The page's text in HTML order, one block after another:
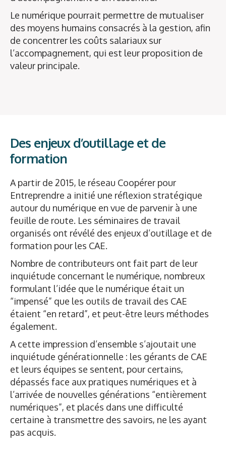
Le numérique pourrait permettre de mutualiser
des moyens humains consacrés à la gestion, afin
de concentrer les coûts salariaux sur
l’accompagnement, qui est leur proposition de
valeur principale.
Des enjeux d’outillage et de
formation
A partir de 2015, le réseau Coopérer pour
Entreprendre a initié une réflexion stratégique
autour du numérique en vue de parvenir à une
feuille de route. Les séminaires de travail
organisés ont révélé des enjeux d’outillage et de
formation pour les CAE.
Nombre de contributeurs ont fait part de leur
inquiétude concernant le numérique, nombreux
formulant l’idée que le numérique était un
“impensé” que les outils de travail des CAE
étaient “en retard”, et peut-être leurs méthodes
également.
A cette impression d’ensemble s’ajoutait une
inquiétude générationnelle : les gérants de CAE
et leurs équipes se sentent, pour certains,
dépassés face aux pratiques numériques et à
l’arrivée de nouvelles générations “entièrement
numériques”, et placés dans une difficulté
certaine à transmettre des savoirs, ne les ayant
pas acquis.